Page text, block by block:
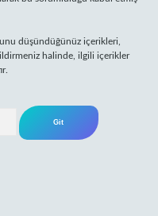
düşündüğünüz içerikleri,
halinde, ilgili içerikler